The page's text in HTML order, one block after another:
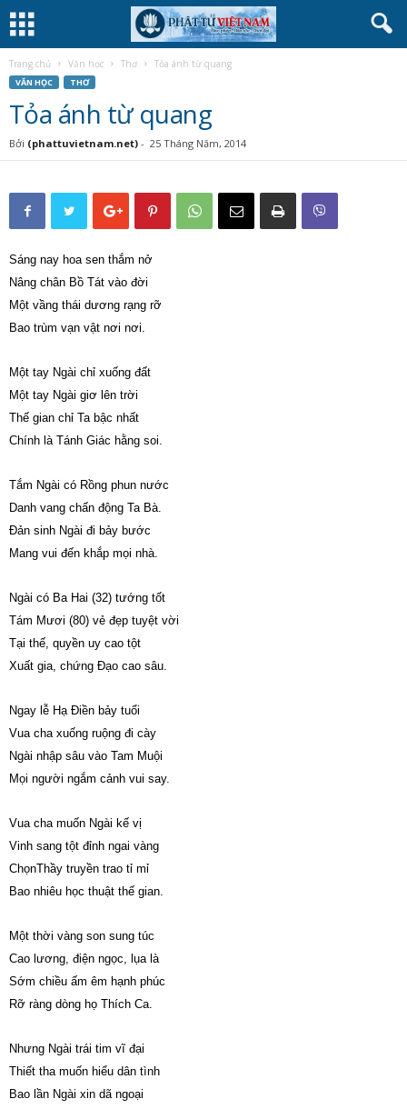
Trang chủ Văn học Thơ Tỏa ánh từ quang
VĂN HỌC THƠ
Tỏa ánh từ quang
Bởi (phattuvietnam.net) - 25 Tháng Năm, 2014
Sáng nay hoa sen thắm nở
Nâng chân Bồ Tát vào đời
Một vầng thái dương rạng rỡ
Bao trùm vạn vật nơi nơi.
Một tay Ngài chỉ xuống đất
Một tay Ngài giơ lên trời
Thế gian chỉ Ta bậc nhất
Chính là Tánh Giác hằng soi.
Tắm Ngài có Rồng phun nước
Danh vang chấn động Ta Bà.
Đản sinh Ngài đi bảy bước
Mang vui đến khắp mọi nhà.
Ngài có Ba Hai (32) tướng tốt
Tám Mươi (80) vẻ đẹp tuyệt vời
Tại thế, quyền uy cao tột
Xuất gia, chứng Đạo cao sâu.
Ngay lễ Hạ Điền bảy tuổi
Vua cha xuống ruộng đi cày
Ngài nhập sâu vào Tam Muội
Mọi người ngắm cảnh vui say.
Vua cha muốn Ngài kế vị
Vinh sang tột đỉnh ngai vàng
ChọnThầy truyền trao tỉ mỉ
Bao nhiêu học thuật thế gian.
Một thời vàng son sung túc
Cao lương, điện ngọc, lụa là
Sớm chiều ấm êm hạnh phúc
Rỡ ràng dòng họ Thích Ca.
Nhưng Ngài trái tim vĩ đại
Thiết tha muốn hiểu dân tình
Bao lần Ngài xin dã ngoại